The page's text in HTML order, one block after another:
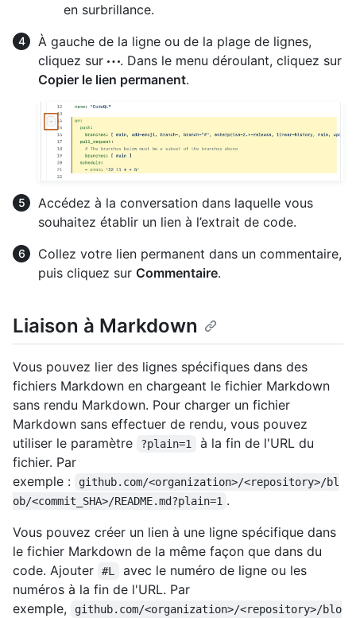
en surbrillance.
À gauche de la ligne ou de la plage de lignes,
cliquez sur
. Dans le menu déroulant, cliquez sur
Copier le lien permanent.
Accédez à la conversation dans laquelle vous
souhaitez établir un lien à l’extrait de code.
Collez votre lien permanent dans un commentaire,
puis cliquez sur Commentaire.
Liaison à Markdown
Vous pouvez lier des lignes spécifiques dans des
fichiers Markdown en chargeant le fichier Markdown
sans rendu Markdown. Pour charger un fichier
Markdown sans effectuer de rendu, vous pouvez
utiliser le paramètre
?plain=1
à la fin de l'URL du
fichier. Par
exemple :
github.com/<organization>/<repository>/bl
ob/<commit_SHA>/README.md?plain=1 .
Vous pouvez créer un lien à une ligne spécifique dans
le fichier Markdown de la même façon que dans du
code. Ajouter
#L
avec le numéro de ligne ou les
numéros à la fin de l'URL. Par
exemple,
github.com/<organization>/<repository>/blo